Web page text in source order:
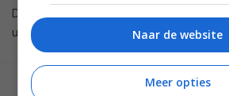
De JBL L42MS is per direct verkrijgbaar
uit de kleur Classic Walnut of Black
GESCHREVEN DOOR
Naar de website
Meer opties